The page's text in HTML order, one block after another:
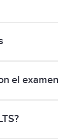
el examen